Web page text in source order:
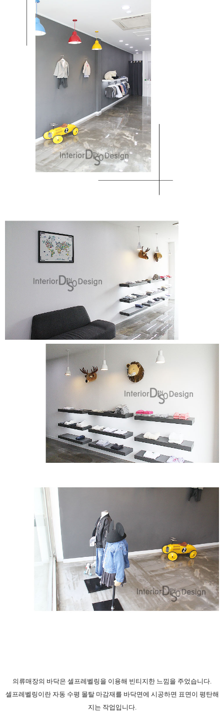
의류매장의 바닥은 셀프레벨링을 이용해 빈티지한 느낌을 주었습니다.
셀프레벨링이란 자동 수평 몰탈 마감재를 바닥면에 시공하면 표면이 평탄해
지는 작업입니다.